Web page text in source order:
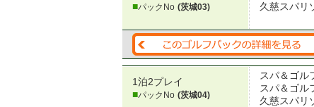
■パックNo (茨城03)
久慈スパリ
1泊2プレイ
■パックNo (茨城04)
スパ＆ゴル
スパ＆ゴル
久慈スパリ